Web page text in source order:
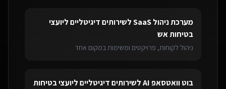
מערכת ניהול SaaS לשירותים דיגיטליים ליועצי
בטיחות אש
ניהול לקוחות, פרויקטים ומשימות במקום אחד
בוט וואטסאפ AI לשירותים דיגיטליים ליועצי בטיחות